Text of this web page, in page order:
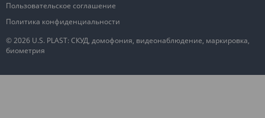
© 2026 U.S. PLAST: СКУД, домофония, видеонаблюдение, маркировка,
биометрия
Пользовательское соглашение
Политика конфиденциальности